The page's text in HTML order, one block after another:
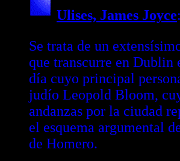
Ulises, James Joyce:
Se trata de un
que transcurre en Dublin
día cuyo principal
judío Leopold Bloom,
andanzas por la ciudad
el esquema argumental
de Homero.